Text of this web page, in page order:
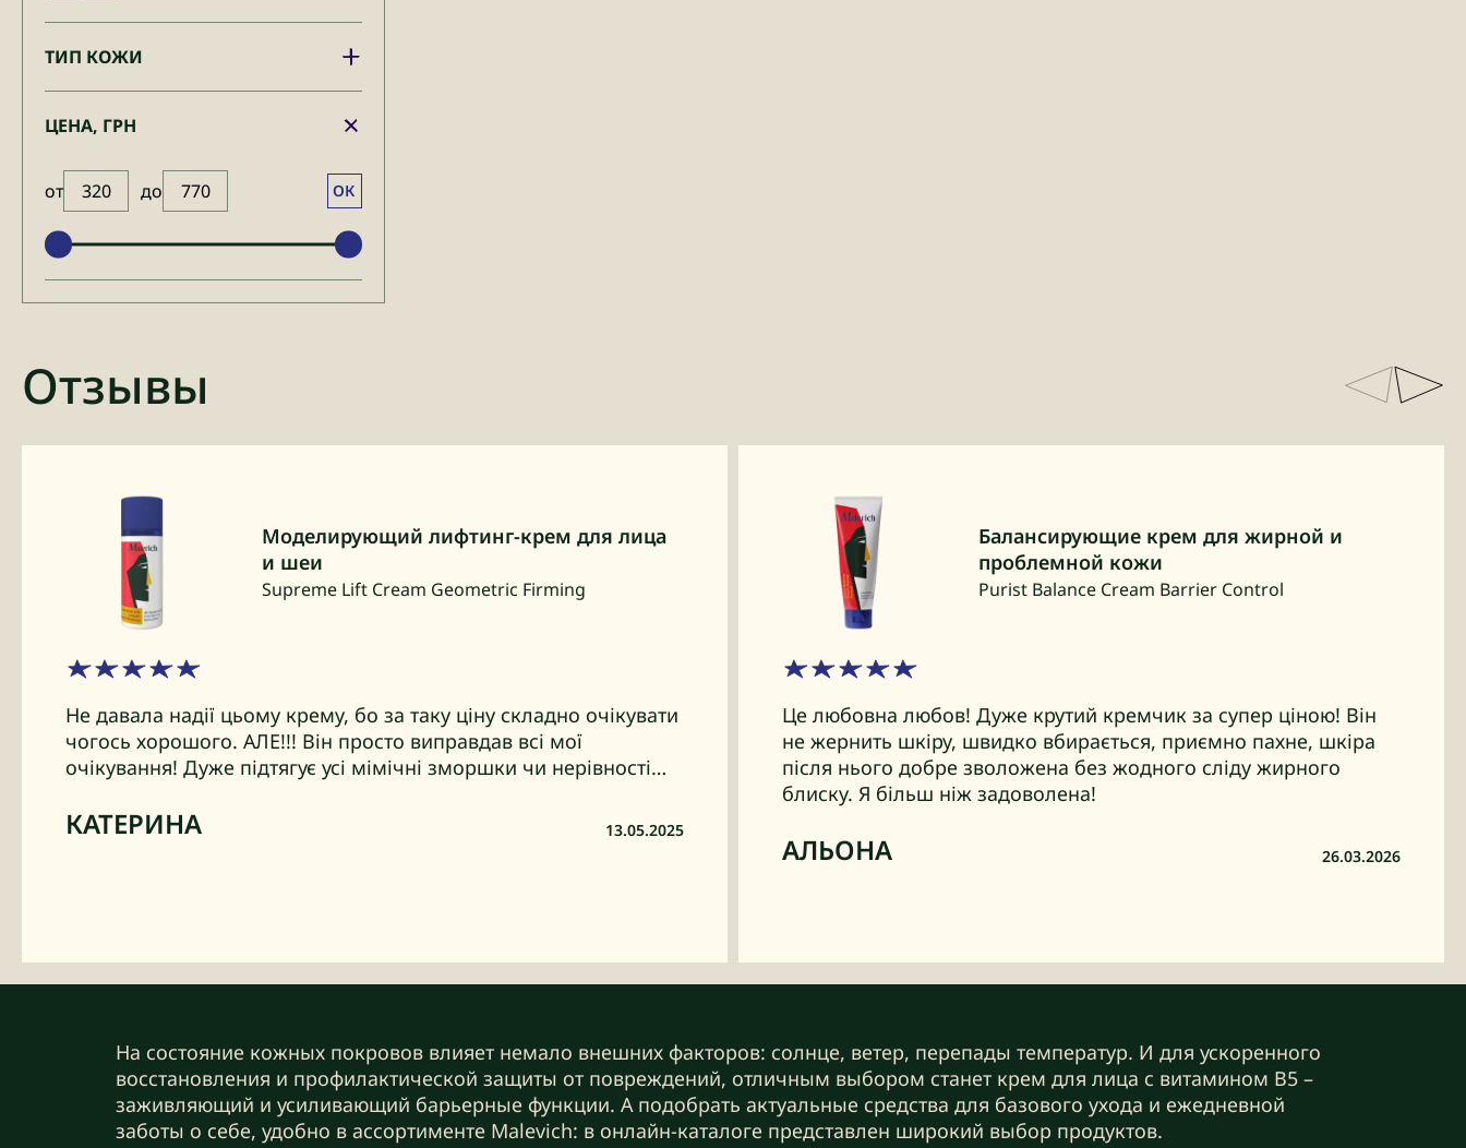
ТИП КОЖИ
ЦЕНА, ГРН
от до ОК
Отзывы
Моделирующий лифтинг-крем для лица
и шеи
Supreme Lift Cream Geometric Firming
Не давала надії цьому крему, бо за таку ціну складно очікувати
чогось хорошого. АЛЕ!!! Він просто виправдав всі мої
очікування! Дуже підтягує усі мімічні зморшки чи нерівності…
КАТЕРИНА 13.05.2025
Балансирующие крем для жирной и
проблемной кожи
Purist Balance Cream Barrier Control
Це любовна любов! Дуже крутий кремчик за супер ціною! Він
не жернить шкіру, швидко вбирається, приємно пахне, шкіра
після нього добре зволожена без жодного сліду жирного
блиску. Я більш ніж задоволена!
АЛЬОНА 26.03.2026
На состояние кожных покровов влияет немало внешних факторов: солнце, ветер, перепады температур. И для ускоренного
восстановления и профилактической защиты от повреждений, отличным выбором станет крем для лица с витамином B5 –
заживляющий и усиливающий барьерные функции. А подобрать актуальные средства для базового ухода и ежедневной
заботы о себе, удобно в ассортименте Malevich: в онлайн-каталоге представлен широкий выбор продуктов.